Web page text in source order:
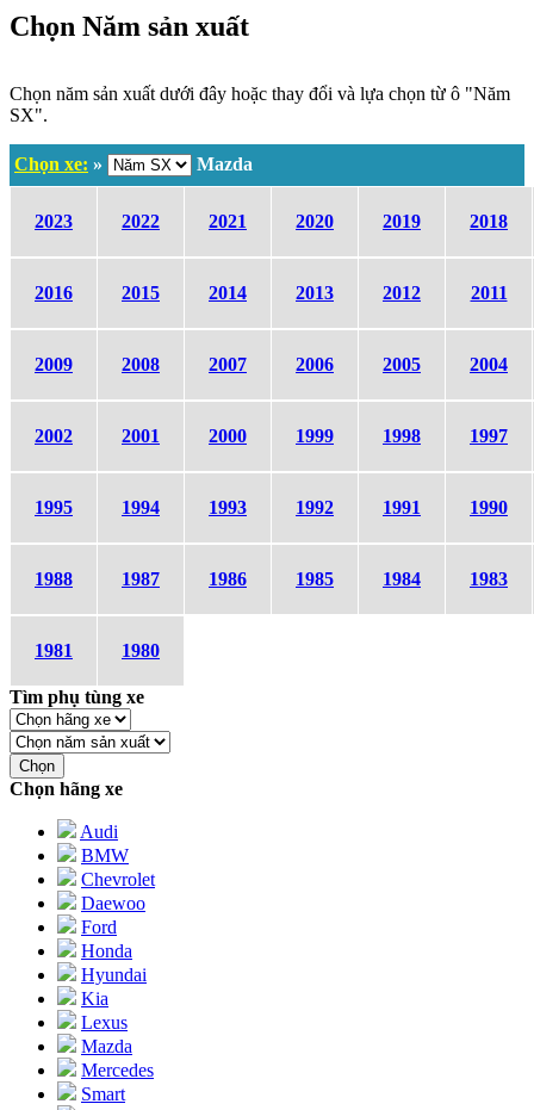
Chọn Năm sản xuất
Chọn năm sản xuất dưới đây hoặc thay đổi và lựa chọn từ ô "Năm
SX".
Chọn xe: » Mazda
2023 2022 2021 2020 2019 2018
2016 2015 2014 2013 2012 2011
2009 2008 2007 2006 2005 2004
2002 2001 2000 1999 1998 1997
1995 1994 1993 1992 1991 1990
1988 1987 1986 1985 1984 1983
1981 1980
Tìm phụ tùng xe
Chọn
Chọn hãng xe
Audi
BMW
Chevrolet
Daewoo
Ford
Honda
Hyundai
Kia
Lexus
Mazda
Mercedes
Smart